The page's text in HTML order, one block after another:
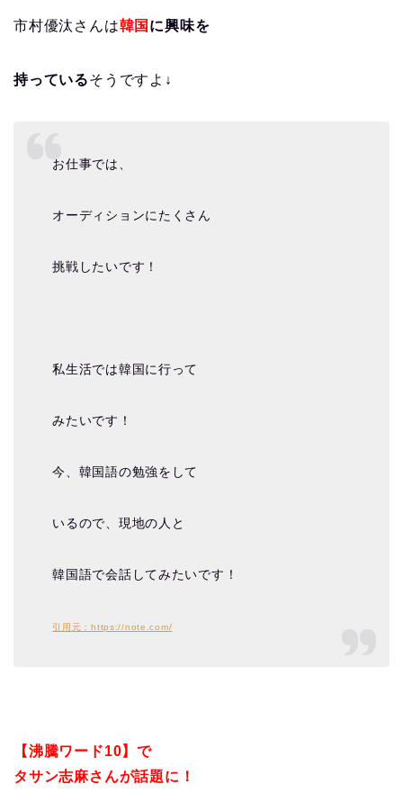
市村優汰さんは韓国 に興味を
持っているそうですよ ↓
お仕事では、
オーディションにたくさん
挑戦したいです！
私生活では韓国に行って
みたいです！
今、韓国語の勉強をして
いるので、現地の人と
韓国語で会話してみたいです！
引用元：https://note.com/
【沸騰ワード10】で
タサン志麻さんが話題に！